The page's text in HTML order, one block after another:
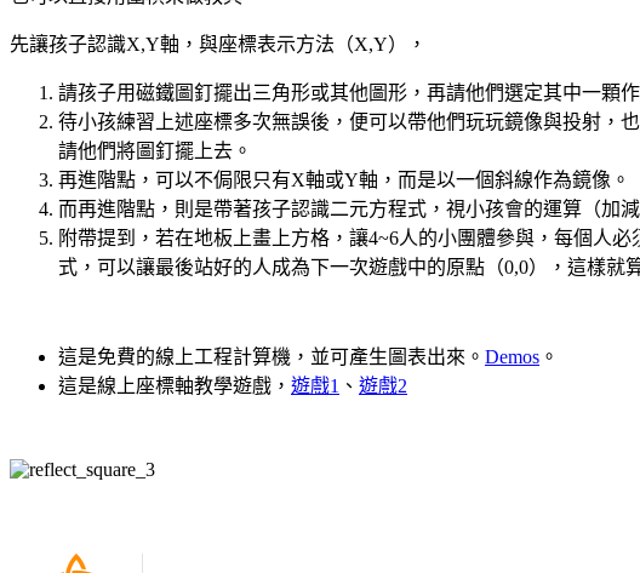
先讓孩子認識X,Y軸，與座標表示方法（X,Y），
請孩子用磁鐵圖釘擺出三角形或其他圖形，再請他們選定其中一顆
待小孩練習上述座標多次無誤後，便可以帶他們玩玩鏡像與投射，
請他們將圖釘擺上去。
再進階點，可以不侷限只有X軸或Y軸，而是以一個斜線作為鏡像。
而再進階點，則是帶著孩子認識二元方程式，視小孩會的運算（加
附帶提到，若在地板上畫上方格，讓4~6人的小團體參與，每個人
式，可以讓最後站好的人成為下一次遊戲中的原點（0,0），這樣
這是免費的線上工程計算機，並可產生圖表出來。 Demos 。
這是線上座標軸教學遊戲， 遊戲1 、 遊戲2